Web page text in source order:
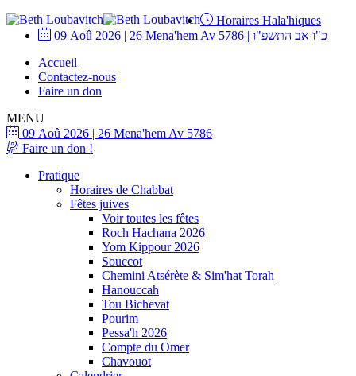
Horaires Hala'hiques
09 Aoû 2026 | 26 Mena'hem Av 5786 | כ"ו אב התשפ"ו
Accueil
Contactez-nous
Faire un don
MENU
09 Aoû 2026 | 26 Mena'hem Av 5786
Faire un don !
Pratique
Horaires de Chabbat
Fêtes juives
Voir toutes les fêtes
Roch Hachana 2026
Yom Kippour 2026
Souccot
Chemini Atsérète & Sim'hat Torah
Hanouccah
Tou Bichevat
Pourim
Pessa'h 2026
Compte du Omer
Chavouot